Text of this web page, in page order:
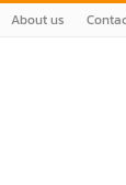
About us